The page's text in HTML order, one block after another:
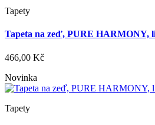
Tapety
Tapeta na zeď, PURE HARMONY,
466,00 Kč
Novinka
Tapety